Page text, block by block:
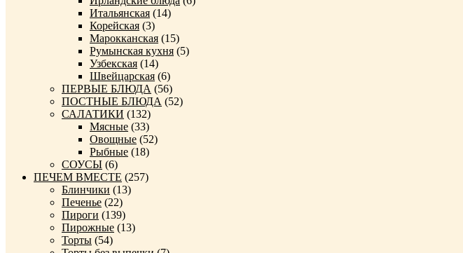
Итальянская (14)
Корейская (3)
Марокканская (15)
Румынская кухня (5)
Узбекская (14)
Швейцарская (6)
ПЕРВЫЕ БЛЮДА (56)
ПОСТНЫЕ БЛЮДА (52)
САЛАТИКИ (132)
Мясные (33)
Овощные (52)
Рыбные (18)
СОУСЫ (6)
ПЕЧЕМ ВМЕСТЕ (257)
Блинчики (13)
Печенье (22)
Пироги (139)
Пирожные (13)
Торты (54)